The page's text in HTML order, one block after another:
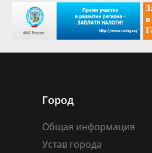
Город
Общая информация
Устав города